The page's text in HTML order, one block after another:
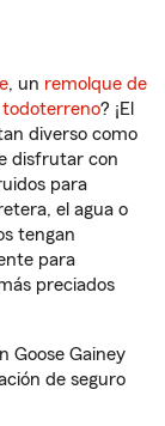
, un remolque de
todoterreno? ¡El
diverso como
disfrutar con
para
el agua o
tengan
para
preciados
Goose Gainey
de seguro